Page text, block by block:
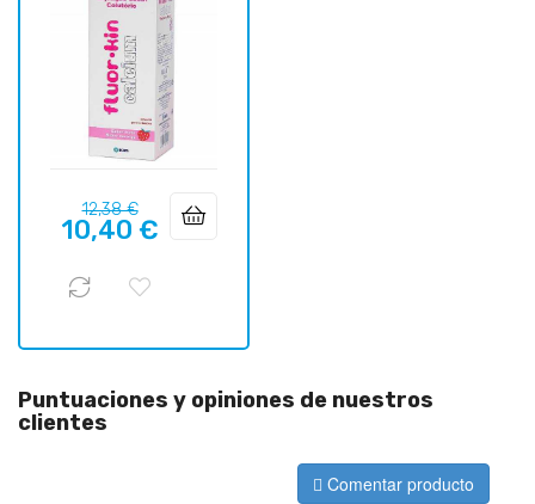
Precio
regular
12,38 €Precio
10,40 €
Puntuaciones y opiniones de nuestros
clientes
Comentar producto